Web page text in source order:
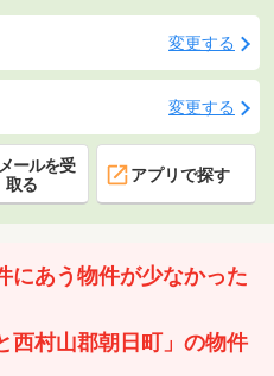
変更する
変更する
ールを受
取る
アプリで探す
にあう物件が少なかった
西村山郡朝日町」の物件